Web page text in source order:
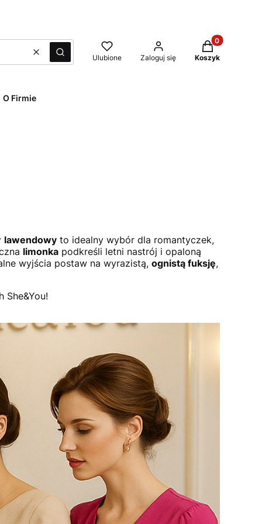
WyczyśćSzukaj Ulubione Zaloguj się
Produkty w
Koszyk
O Firmie
lawendowy to idealny wybór dla romantyczek,
limonka podkreśli letni nastrój i opaloną
wyjścia postaw na wyrazistą, ognistą fuksję,